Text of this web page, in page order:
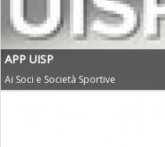
APP UISP
Ai Soci e Società Sportive